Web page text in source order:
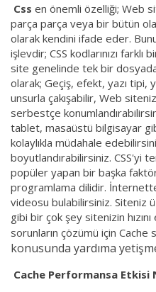
Css en önemli özelliği; Web
parça parça veya bir bütün
olarak kendini ifade eder.
işlevdir; CSS kodlarınızı farklı
site genelinde tek bir
olarak; Geçiş, efekt, yazı tipi,
unsurla çakışabilir, Web
serbestçe
tablet, masaüstü bilgisayar
kolaylıkla müdahale
boyutlandırabilirsiniz. CSS'yi
popüler yapan bir başka
programlama dilidir.
videosu bulabilirsiniz. Siteniz
gibi bir çok şey sitenizin
sorunların çözümü için Cache
konusunda yardıma
Cache Performansa Etkisi